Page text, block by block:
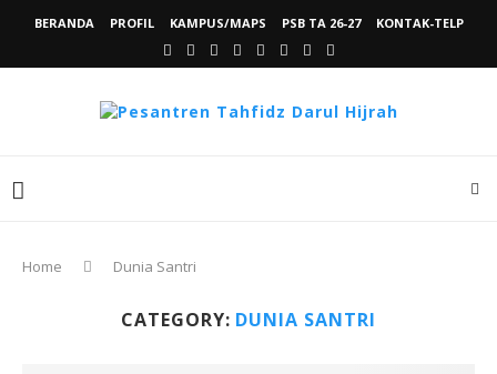
BERANDA PROFIL KAMPUS/MAPS PSB TA 26-27 KONTAK-TELP
Home Dunia Santri
CATEGORY: DUNIA SANTRI